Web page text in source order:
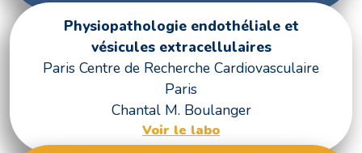
Physiopathologie endothéliale et
vésicules extracellulaires
Paris Centre de Recherche Cardiovasculaire
Paris
Chantal M. Boulanger
Voir le labo